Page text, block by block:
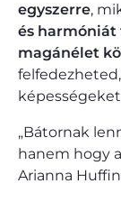
egyszerre,
és harmóniát
magánélet
„Bátornak
hanem hogy
Arianna